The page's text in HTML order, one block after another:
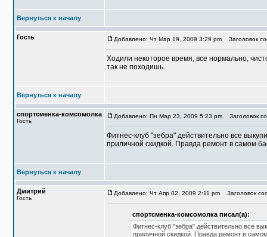
Вернуться к началу
Гость Добавлено: Чт Мар 19, 2009 3:29 pm Заголовок
Ходили некоторое время, все нормально,
так не походишь.
Вернуться к началу
спортсменка-комсомолка
Гость
Добавлено: Пн Мар 23, 2009 5:23 pm Заголовок
Фитнес-клуб "зебра" действительно все
приличной скидкой. Правда ремонт в самом
Вернуться к началу
Дмитрий
Гость
Добавлено: Чт Апр 02, 2009 2:11 pm Заголовок
спортсменка-комсомолка писал(а):
Фитнес-клуб "зебра" действительно все
приличной скидкой. Правда ремонт в